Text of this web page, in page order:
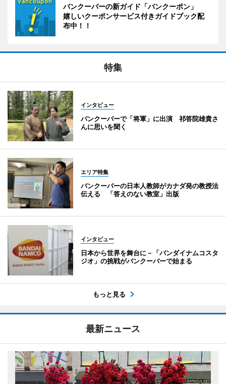
バンクーバーの新ガイド「バンクーポン」
嬉しいクーポンサービス付きガイドブック配
布中！！
特集
インタビュー
バンクーバーで「将軍」に出演 祁答院雄貴さ
んに思いを聞く
エリア特集
バンクーバーの日本人教師がカナダ発の教授法
伝える 「答えのない教室」出版
インタビュー
日本から世界を舞台に－「バンダイナムコスタ
ジオ」の挑戦がバンクーバーで始まる
もっと見る
最新ニュース